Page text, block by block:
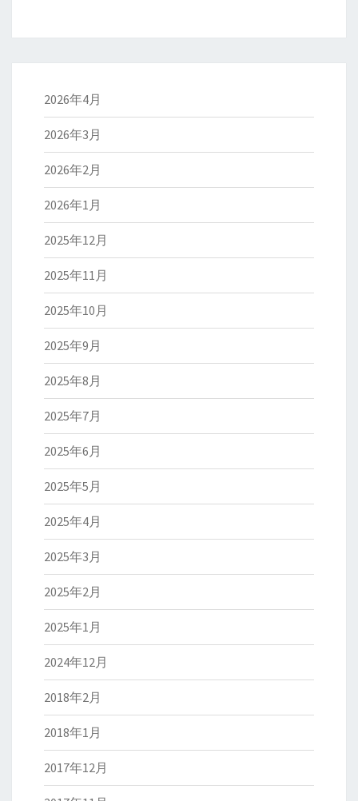
2026年4月
2026年3月
2026年2月
2026年1月
2025年12月
2025年11月
2025年10月
2025年9月
2025年8月
2025年7月
2025年6月
2025年5月
2025年4月
2025年3月
2025年2月
2025年1月
2024年12月
2018年2月
2018年1月
2017年12月